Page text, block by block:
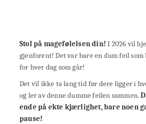
Stol på magefølelsen din!I 2026 vil
gjenforent! Det var bare en dum feil
for hver dag som går!
Det vil ikke ta lang tid før dere ligger i
og ler av denne dumme feilen sammen.
ende på ekte kjærlighet, bare noen
pause!